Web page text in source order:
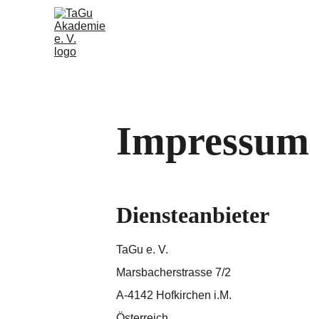
Impressum
Diensteanbieter
TaGu e. V.
Marsbacherstrasse 7/2
A-4142 Hofkirchen i.M.